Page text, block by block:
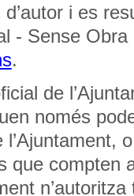
d’autor i es
- Sense
.
de
només
l’Ajuntament,
que compten